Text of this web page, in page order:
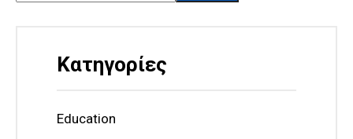
Κατηγορίες
Education